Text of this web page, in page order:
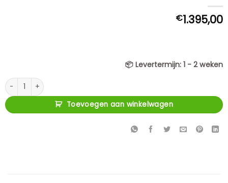
€1.395,00
📦 Levertermijn: 1 - 2 weken
Salontafel Oakura brown 90x90 aantal
Toevoegen aan winkelwagen